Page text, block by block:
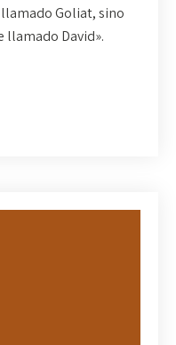
Goliat, sino
llamado David».